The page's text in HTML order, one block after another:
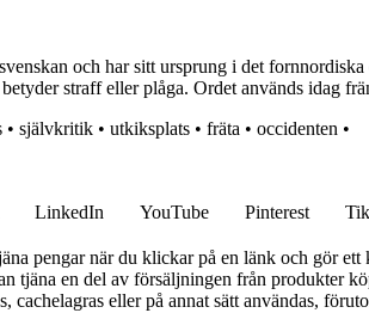
och har sitt ursprung i det
straff eller plåga. Ordet används idag
• självkritik • utkiksplats • fräta • occidenten •
LinkedIn YouTube Pinterest
pengar när du klickar på en länk och gör ett
tjäna en del av försäljningen från produkter
cachelagras eller på annat sätt användas,